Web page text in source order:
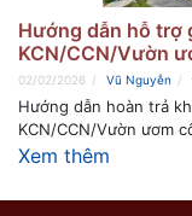
Hướng dẫn hỗ trợ
KCN/CCN/Vườn
02/02/2026 Vũ Nguyễn
Hướng dẫn hoàn trả
KCN/CCN/Vườn ươm
Xem thêm